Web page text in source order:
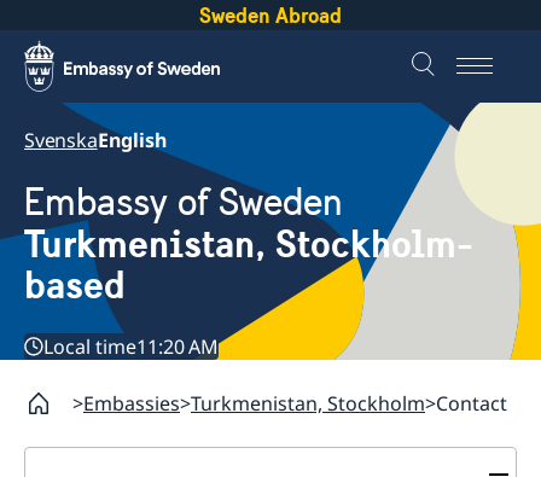
Sweden Abroad
SvenskaEnglish
Embassy of Sweden
Turkmenistan, Stockholm-
based
Local time11:20 AM
Embassies Turkmenistan, Stockholm Contact